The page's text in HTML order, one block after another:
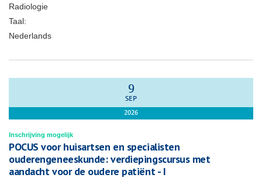
Radiologie
Taal:
Nederlands
9
SEP
2026
Inschrijving mogelijk
POCUS voor huisartsen en specialisten
ouderengeneeskunde: verdiepingscursus met
aandacht voor de oudere patiënt - I